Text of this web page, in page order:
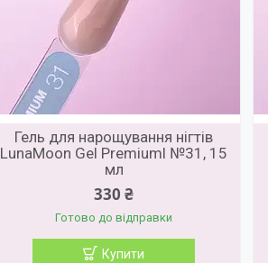
Гель для нарощування нігтів
LunaMoon Gel Premiuml №31, 15
мл
330 ₴
Готово до відправки
Купити